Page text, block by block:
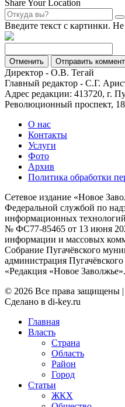
Share Your Location
Введите текст с картинки. Не
Отменить Отправить
Директор - О.В. Тегай
Главный редактор - С.Г.
Адрес редакции: 413720, г.
Революционный проспект,
О нас
Контакты
Услуги
Фото
Архив
Политика обработки
Сетевое издание «Новое
Федеральной службой по
информационных
№ ФС77-85465 от 13 июня
информации и массовых
Собрание Пугачёвского
администрация
«Редакция «Новое Заволжье».
© 2026 Все права защищены |
Сделано в di-key.ru
Главная
Власть
Страна
Область
Район
Город
Статьи
ЖКХ